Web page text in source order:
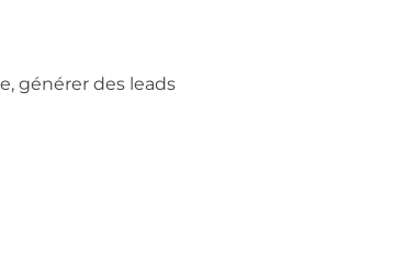
générer des leads